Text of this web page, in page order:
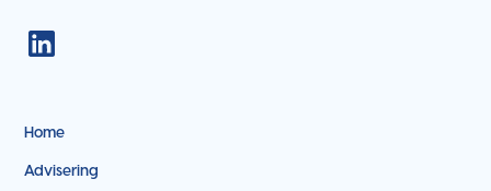
Home
Advisering